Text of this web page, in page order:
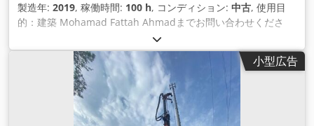
製造年: 2019, 稼働時間: 100 h, コンディション: 中古, 使用目
的：建築 Mohamad Fattah Ahmadまでお問い合わせくださ
い。 ドリルドライブ コマッチオ トルク max.190 kNm エンジ
ン カミンズ社製 201kW Meの詳細についてはお問い合わせく
ださい。 Dodpfx Aoh Tyz Hsf Usck
小型広告